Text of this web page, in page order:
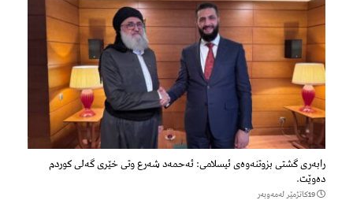
رابه‌ری گشتی بزوتنه‌وه‌ی ئیسلامی: ئه‌حمه‌د شه‌رع وتی خێری گه‌لی كوردم
ده‌وێت.
19كاتژمێر لەمەوبەر